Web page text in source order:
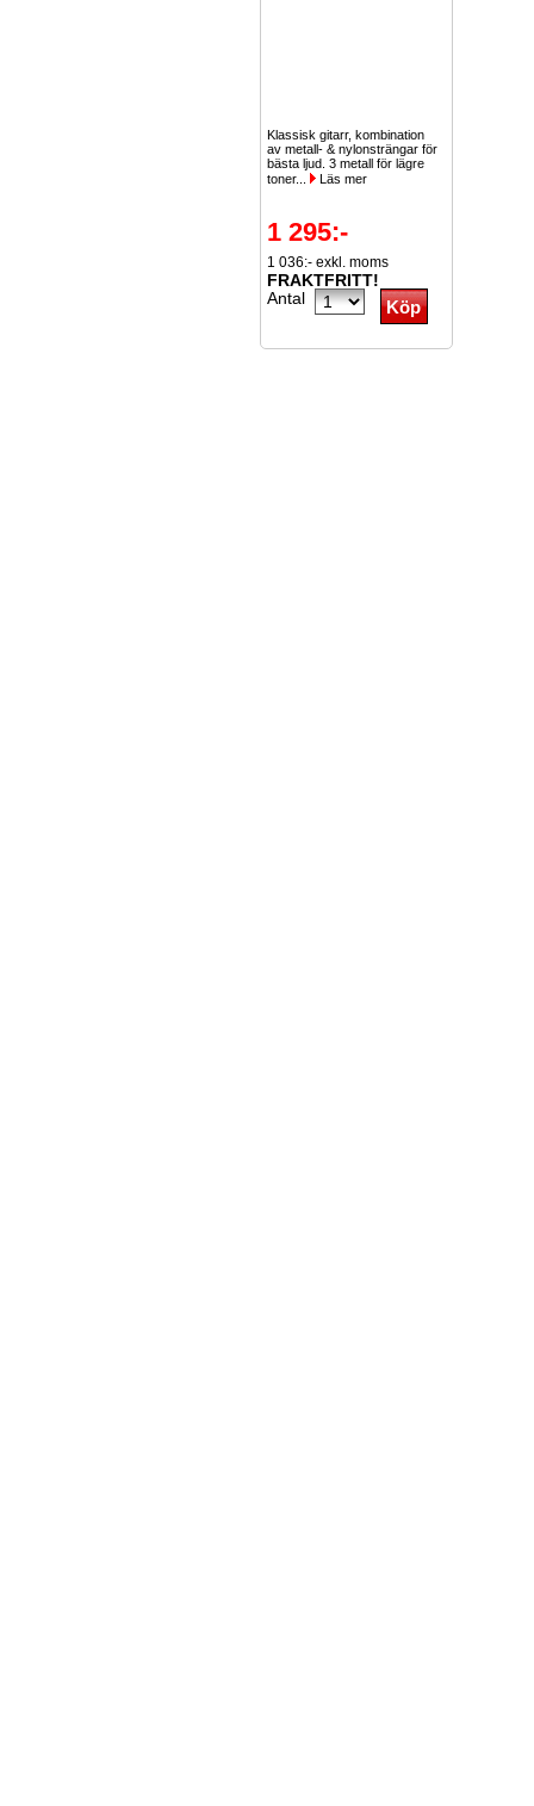
Klassisk gitarr, kombination
av metall- & nylonsträngar för
bästa ljud. 3 metall för lägre
toner...
Läs mer
1 295:-
1 036:- exkl. moms
FRAKTFRITT!
Antal